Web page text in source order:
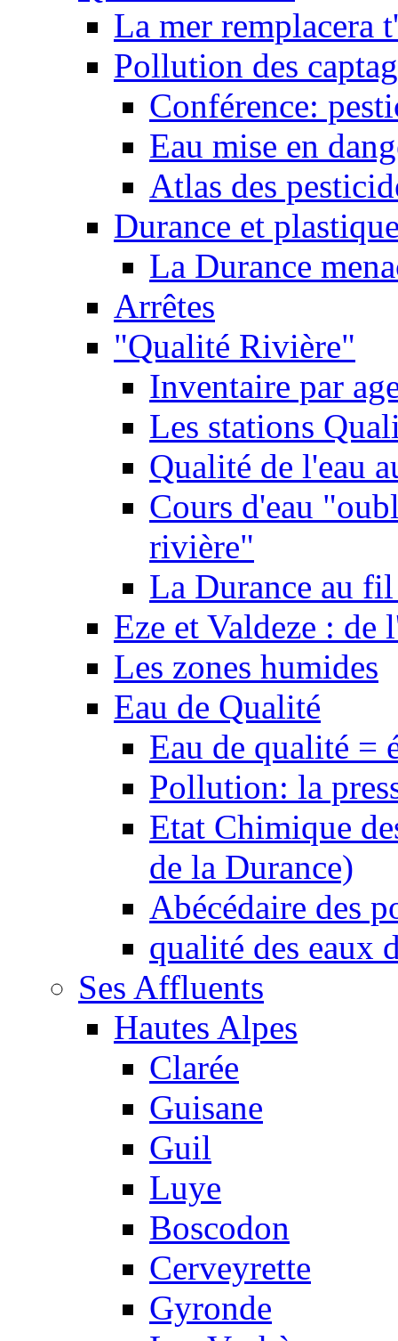
La mer remplacera
Pollution des
Conférence:
Eau mise en
Atlas des
Durance et
La Durance
Arrêtes
"Qualité Rivière"
Inventaire par
Les stations
Qualité de l'eau
Cours d'eau
rivière"
La Durance au
Eze et Valdeze : de
Les zones humides
Eau de Qualité
Eau de qualité =
Pollution: la
Etat Chimique
de la Durance)
Abécédaire des
qualité des eaux
Ses Affluents
Hautes Alpes
Clarée
Guisane
Guil
Luye
Boscodon
Cerveyrette
Gyronde